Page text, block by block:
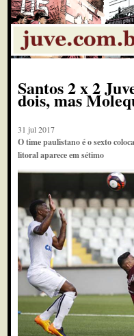
Santos 2 x 2
dois, mas
31 jul 2017
O time paulistano é o sexto
litoral aparece em sétimo